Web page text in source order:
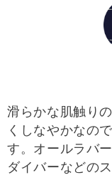
滑らかな肌触り
くしなやかなの
す。オールラバ
ダイバーなどの